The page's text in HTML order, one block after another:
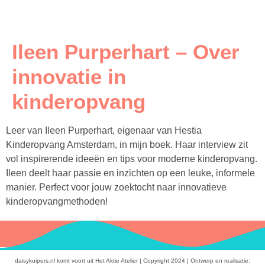
Ileen Purperhart – Over
innovatie in
kinderopvang
Leer van Ileen Purperhart, eigenaar van Hestia
Kinderopvang Amsterdam, in mijn boek. Haar interview zit
vol inspirerende ideeën en tips voor moderne kinderopvang.
Ileen deelt haar passie en inzichten op een leuke, informele
manier. Perfect voor jouw zoektocht naar innovatieve
kinderopvangmethoden!
daisykuipers.nl komt voort uit Het Aktie Atelier | Copyright 2024 | Ontwerp en realisatie: